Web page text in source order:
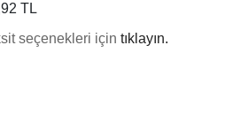
TL
seçenekleri için tıklayın.